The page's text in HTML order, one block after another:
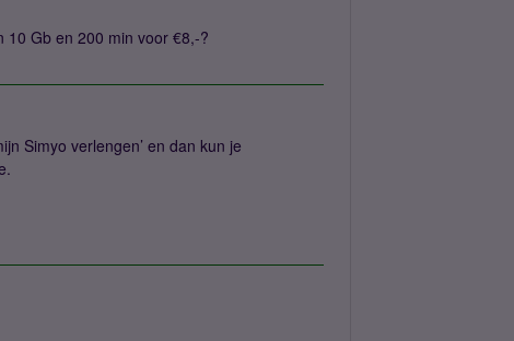
10 Gb en 200 min voor €8,-?
Simyo verlengen’ en dan kun je